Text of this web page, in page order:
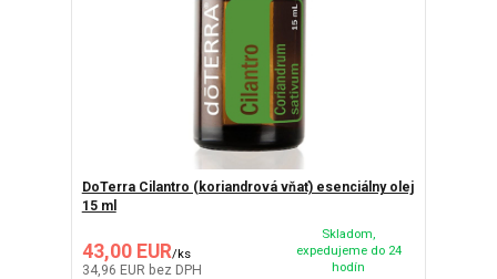
DoTerra Cilantro (koriandrová vňať) esenciálny olej
15 ml
43,00 EUR/ks
34,96 EUR bez DPH
Skladom,
expedujeme do 24
hodín